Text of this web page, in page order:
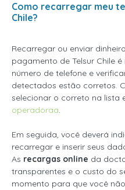
Como recarregar meu
Chile?
Recarregar ou enviar
pagamento de Telsur Chile
número de telefone e
detectados estão corretos.
selecionar o correto na lista
operadoraa.
Em seguida, você deverá
recarregar e inserir seus
As recargas online da
transparentes e o custo do
momento para que você